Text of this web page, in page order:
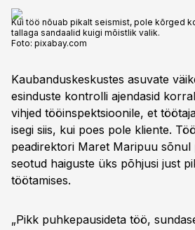
Kui töö nõuab pikalt seismist, pole kõrged
tallaga sandaalid kuigi mõistlik valik.
Foto: pixabay.com
Kaubanduskeskustes asuvate
esinduste kontrolli ajendasid
vihjed tööinspektsioonile, et
isegi siis, kui poes pole kliente.
peadirektori Maret Maripuu sõnul
seotud haiguste üks põhjusi just
töötamises.
„Pikk puhkepausideta töö,